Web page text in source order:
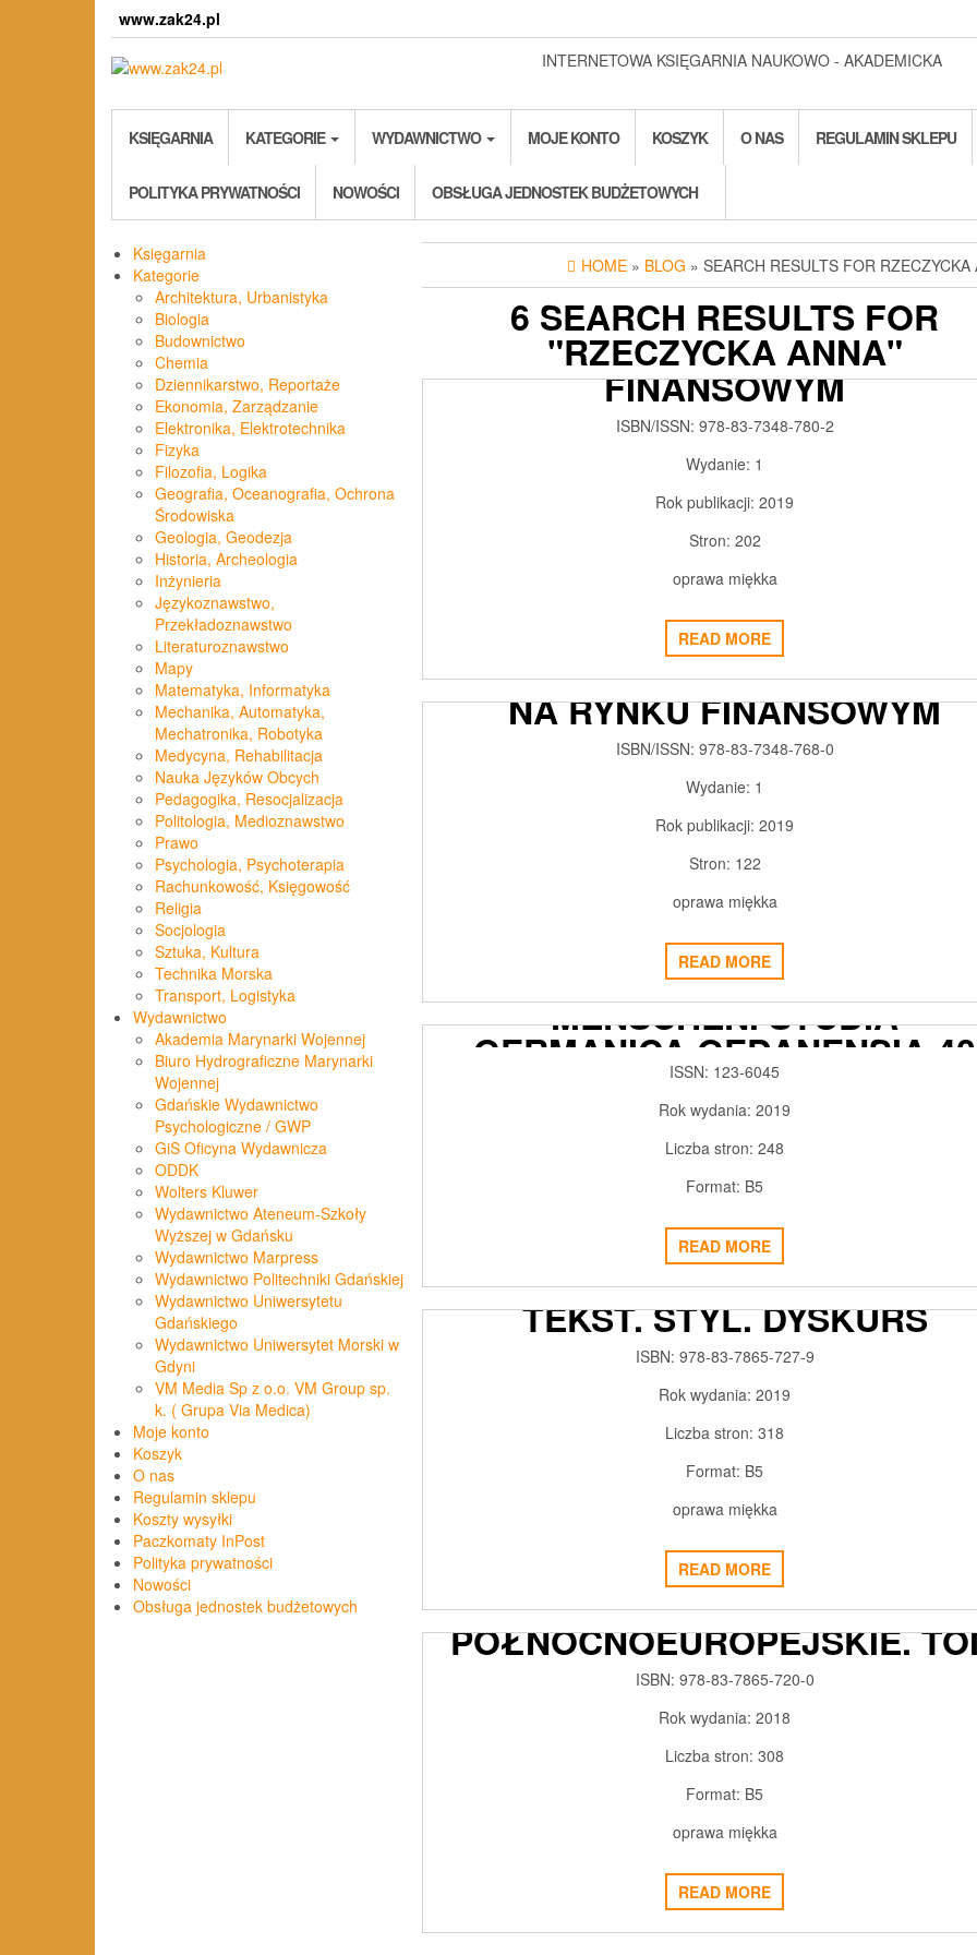
www.zak24.pl
INTERNETOWA KSIĘGARNIA NAUKOWO - AKADEMICKA
KSIĘGARNIA KATEGORIE WYDAWNICTWO MOJE KONTO KOSZYK O NAS REGULAMIN SKLEPU
POLITYKA PRYWATNOŚCI NOWOŚCI OBSŁUGA JEDNOSTEK BUDŻETOWYCH
Księgarnia
Kategorie
Architektura, Urbanistyka
Biologia
Budownictwo
Chemia
Dziennikarstwo, Reportaże
Ekonomia, Zarządzanie
Elektronika, Elektrotechnika
Fizyka
Filozofia, Logika
Geografia, Oceanografia, Ochrona
Środowiska
Geologia, Geodezja
Historia, Archeologia
Inżynieria
Językoznawstwo,
Przekładoznawstwo
Literaturoznawstwo
Mapy
Matematyka, Informatyka
Mechanika, Automatyka,
Mechatronika, Robotyka
Medycyna, Rehabilitacja
Nauka Języków Obcych
Pedagogika, Resocjalizacja
Politologia, Medioznawstwo
Prawo
Psychologia, Psychoterapia
Rachunkowość, Księgowość
Religia
Socjologia
Sztuka, Kultura
Technika Morska
Transport, Logistyka
Wydawnictwo
Akademia Marynarki Wojennej
Biuro Hydrograficzne Marynarki
Wojennej
Gdańskie Wydawnictwo
Psychologiczne / GWP
GiS Oficyna Wydawnicza
ODDK
Wolters Kluwer
Wydawnictwo Ateneum-Szkoły
Wyższej w Gdańsku
Wydawnictwo Marpress
Wydawnictwo Politechniki Gdańskiej
Wydawnictwo Uniwersytetu
Gdańskiego
Wydawnictwo Uniwersytet Morski w
Gdyni
VM Media Sp z o.o. VM Group sp.
k. ( Grupa Via Medica)
Moje konto
Koszyk
O nas
Regulamin sklepu
Koszty wysyłki
Paczkomaty InPost
Polityka prywatności
Nowości
Obsługa jednostek budżetowych
HOME » BLOG » SEARCH RESULTS FOR RZECZYCKA
6 SEARCH RESULTS FOR
"RZECZYCKA ANNA"
PRZEDSIĘBIORSTWO NA
FINANSOWYM
2019-07-11 ADMIN3992 0
ISBN/ISSN: 978-83-7348-780-2
Wydanie: 1
Rok publikacji: 2019
Stron: 202
oprawa miękka
READ MORE
DECYZJE
NA RYNKU FINANSOWYM
2019-02-20 ADMIN3992 0
ISBN/ISSN: 978-83-7348-768-0
Wydanie: 1
Rok publikacji: 2019
Stron: 122
oprawa miękka
READ MORE
DAS (UN-)MENSCHLICHE IN
MENSCHEN. STUDIA
GERMANICA GEDANENSIA 40
ISSN: 123-6045
Rok wydania: 2019
Liczba stron: 248
Format: B5
READ MORE
PORZĄDEK SŁÓW.
TEKST. STYL. DYSKURS
2019-06-18 ADMIN3992 0
ISBN: 978-83-7865-727-9
Rok wydania: 2019
Liczba stron: 318
Format: B5
oprawa miękka
READ MORE
DIALOGI O KULTURZE.
DIALOGU. STUDIA
PÓŁNOCNOEUROPEJSKIE.
V
2018-11-14 ADMIN3992
ISBN: 978-83-7865-720-0
Rok wydania: 2018
Liczba stron: 308
Format: B5
oprawa miękka
READ MORE
ŚWIATŁO I CIEMNOŚĆ.